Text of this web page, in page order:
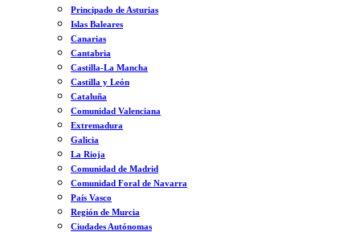
Principado de Asturias
Islas Baleares
Canarias
Cantabria
Castilla-La Mancha
Castilla y León
Cataluña
Comunidad Valenciana
Extremadura
Galicia
La Rioja
Comunidad de Madrid
Comunidad Foral de Navarra
País Vasco
Región de Murcia
Ciudades Autónomas